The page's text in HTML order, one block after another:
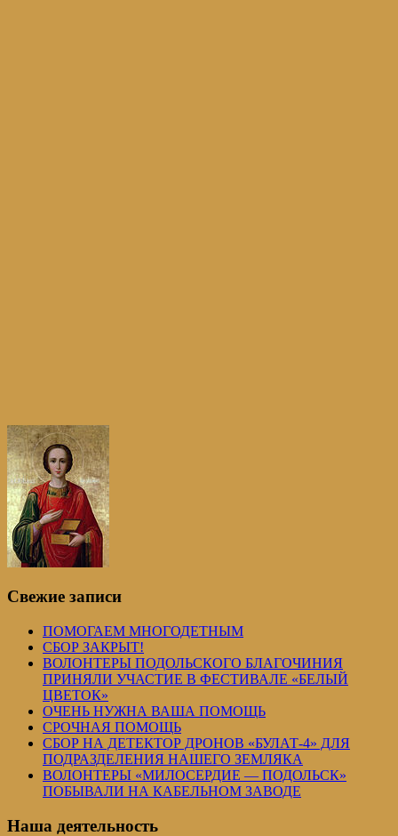
Свежие записи
ПОМОГАЕМ МНОГОДЕТНЫМ
СБОР ЗАКРЫТ!
ВОЛОНТЕРЫ ПОДОЛЬСКОГО БЛАГОЧИНИЯ
ПРИНЯЛИ УЧАСТИЕ В ФЕСТИВАЛЕ «БЕЛЫЙ
ЦВЕТОК»
ОЧЕНЬ НУЖНА ВАША ПОМОЩЬ
СРОЧНАЯ ПОМОЩЬ
СБОР НА ДЕТЕКТОР ДРОНОВ «БУЛАТ-4» ДЛЯ
ПОДРАЗДЕЛЕНИЯ НАШЕГО ЗЕМЛЯКА
ВОЛОНТЕРЫ «МИЛОСЕРДИЕ — ПОДОЛЬСК»
ПОБЫВАЛИ НА КАБЕЛЬНОМ ЗАВОДЕ
Наша деятельность